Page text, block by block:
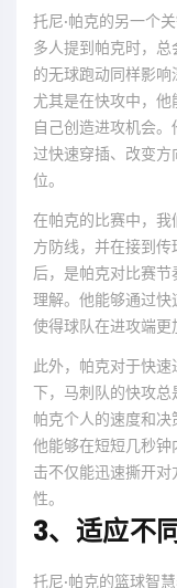
托尼·帕克的另一个
多人提到帕克时，
的无球跑动同样影响
尤其是在快攻中，
自己创造进攻机会
过快速穿插、改变
位。
在帕克的比赛中，
方防线，并在接到
后，是帕克对比赛
理解。他能够通过
使得球队在进攻端更
此外，帕克对于快
下，马刺队的快攻
帕克个人的速度和
他能够在短短几秒钟
击不仅能迅速撕开
性。
3、适应不
托尼·帕克的篮球智